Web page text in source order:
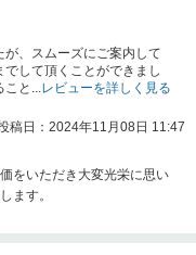
が、スムーズにご案内して
でして頂くことができまし
と... レビューを詳しく見る
稿日：2024年11月08日 11:47
をいただき大変光栄に思い
ます。